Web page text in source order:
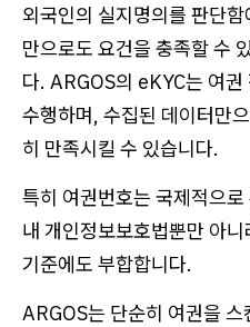
외국인의 실지명의를 판단
만으로도 요건을 충족할 수
다. ARGOS의 eKYC는 여
수행하며, 수집된 데이터만
히 만족시킬 수 있습니다.
특히 여권번호는 국제적으
내 개인정보보호법뿐만 아
기준에도 부합합니다.
ARGOS는 단순히 여권을